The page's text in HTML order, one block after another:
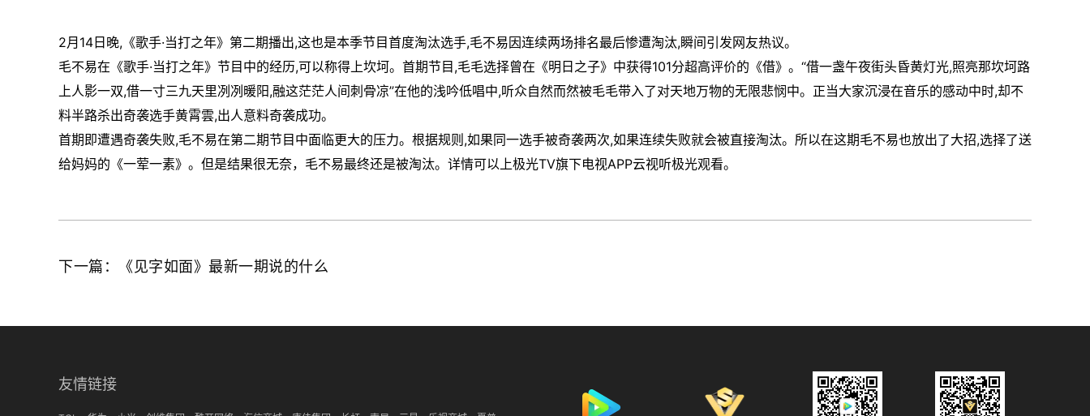
2月14日晚,《歌手·当打之年》第二期播出,这也是本季节目首度淘汰选手,毛不易因连续两场排名最后惨遭淘汰,瞬间引发网友热议。
毛不易在《歌手·当打之年》节目中的经历,可以称得上坎坷。首期节目,毛毛选择曾在《明日之子》中获得101分超高评价的《借》。“借一盏午夜街头昏黄灯光,照亮那坎坷路
上人影一双,借一寸三九天里冽冽暖阳,融这茫茫人间刺骨凉”在他的浅吟低唱中,听众自然而然被毛毛带入了对天地万物的无限悲悯中。正当大家沉浸在音乐的感动中时,却不
料半路杀出奇袭选手黄霄雲,出人意料奇袭成功。
首期即遭遇奇袭失败,毛不易在第二期节目中面临更大的压力。根据规则,如果同一选手被奇袭两次,如果连续失败就会被直接淘汰。所以在这期毛不易也放出了大招,选择了送
给妈妈的《一荤一素》。但是结果很无奈，毛不易最终还是被淘汰。详情可以上极光TV旗下电视APP云视听极光观看。
下一篇：《见字如面》最新一期说的什么
友情链接